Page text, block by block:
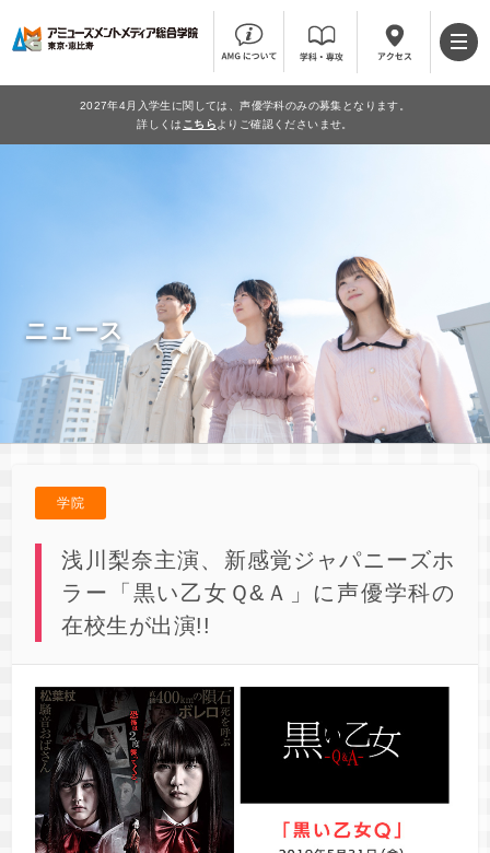
2027年4月入学生に関しては、声優学科のみの募集となります。
詳しくは こちら よりご確認くださいませ。
ニュース
学院
浅川梨奈主演、新感覚ジャパニーズホ
ラー「黒い乙女Ｑ&Ａ」に声優学科の
在校生が出演!!